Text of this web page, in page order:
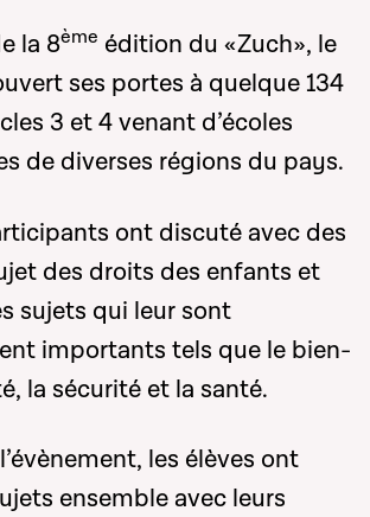
la 8ème édition du «Zuch», le
ses portes à quelque 134
3 et 4 venant d’écoles
de diverses régions du pays.
ont discuté avec des
des droits des enfants et
sujets qui leur sont
importants tels que le bien-
la sécurité et la santé.
les élèves ont
ensemble avec leurs